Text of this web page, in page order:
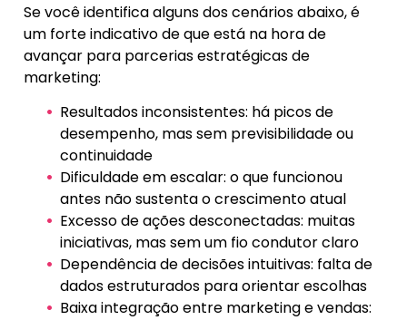
Se você identifica alguns dos cenários abaixo, é
um forte indicativo de que está na hora de
avançar para parcerias estratégicas de
marketing:
Resultados inconsistentes: há picos de
desempenho, mas sem previsibilidade ou
continuidade
Dificuldade em escalar: o que funcionou
antes não sustenta o crescimento atual
Excesso de ações desconectadas: muitas
iniciativas, mas sem um fio condutor claro
Dependência de decisões intuitivas: falta de
dados estruturados para orientar escolhas
Baixa integração entre marketing e vendas: